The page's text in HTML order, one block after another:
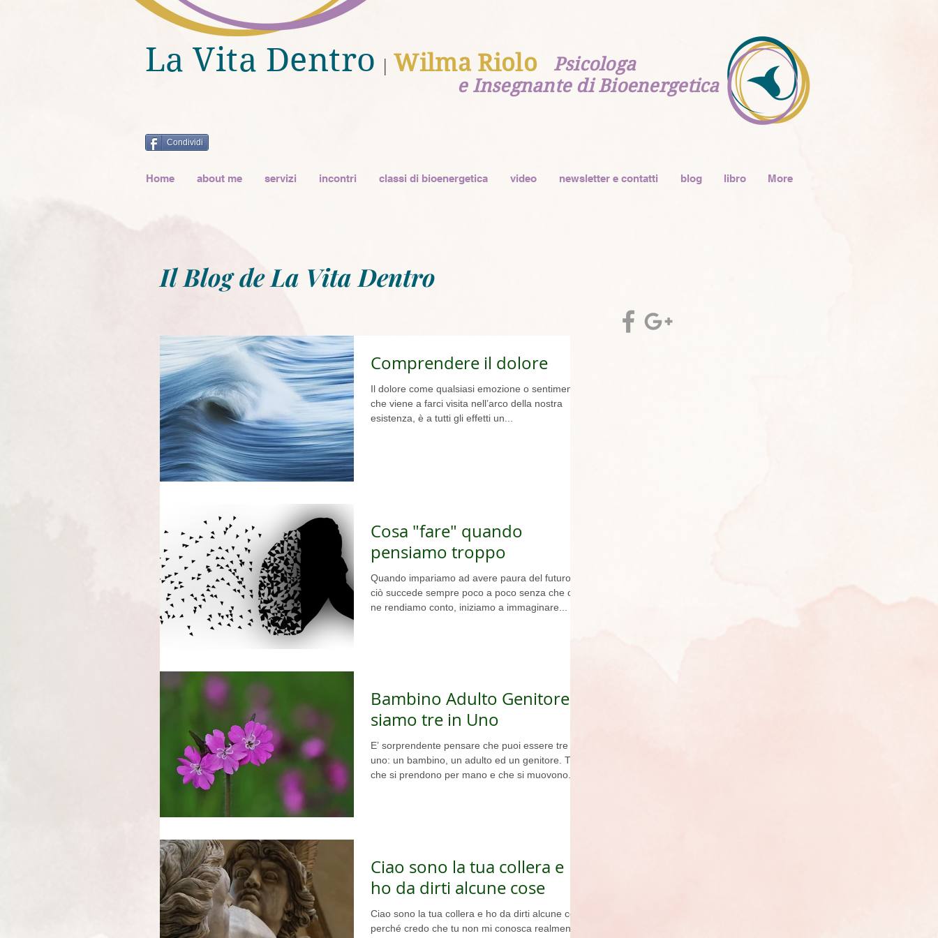
La Vita Dentro Wilma Riolo
Psicologa
e Insegnante di Bioenergetica
Condividi
Home about me servizi incontri classi di bioenergetica video newsletter e contatti blog libro More
Il Blog de La Vita Dentro
Comprendere il dolore
Il dolore come qualsiasi emozione o sentimento
che viene a farci visita nell’arco della nostra
esistenza, è a tutti gli effetti un...
Cosa "fare" quando
pensiamo troppo
Quando impariamo ad avere paura del futuro, e
ciò succede sempre poco a poco senza che ce
ne rendiamo conto, iniziamo a immaginare...
Bambino Adulto Genitore:
siamo tre in Uno
E’ sorprendente pensare che puoi essere tre in
uno: un bambino, un adulto ed un genitore. Tre
che si prendono per mano e che si muovono...
Ciao sono la tua collera e
ho da dirti alcune cose
Ciao sono la tua collera e ho da dirti alcune cose
perché credo che tu non mi conosca realmente